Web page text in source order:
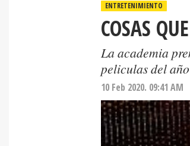
ENTRETENIMIENTO
COSAS
La academia
peliculas del
10 Feb 2020. 09:41 AM